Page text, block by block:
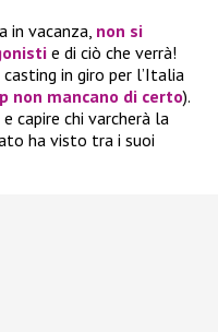
in vacanza, non si
e di ciò che verrà!
in giro per l’Italia
non mancano di certo).
capire chi varcherà la
ha visto tra i suoi